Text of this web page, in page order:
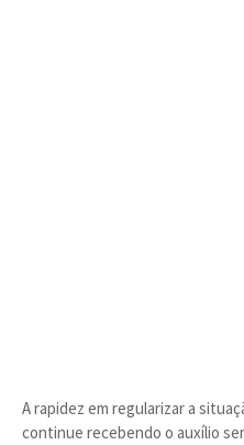
A rapidez em regularizar a
continue recebendo o auxílio